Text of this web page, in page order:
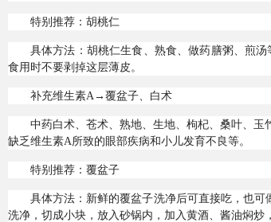
特别推荐：胡桃仁
具体方法：胡桃仁生食、熟食、做药膳粥、煎
食用时不要剥掉这层薄皮。
补充维生素A→覆盆子、白术
中药白术、苍术、熟地、生地、枸杞、桑叶、
缺乏维生素A所致的眼部疾病和小儿发育不良等。
特别推荐：覆盆子
具体方法：新鲜的覆盆子洗净后可直接吃，也可
洗净，切成小块，放入砂锅内，加入黄酒、酱油焖炒